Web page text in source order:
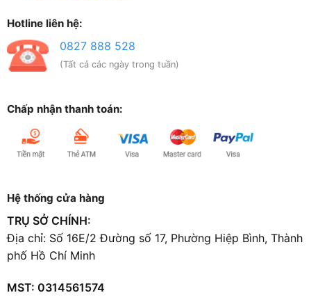
Hotline liên hệ:
0827 888 528
(Tất cả các ngày trong tuần)
Chấp nhận thanh toán:
Hệ thống cửa hàng
TRỤ SỞ CHÍNH:
Địa chỉ: Số 16E/2 Đường số 17, Phường Hiệp Bình, Thành
phố Hồ Chí Minh
MST: 0314561574